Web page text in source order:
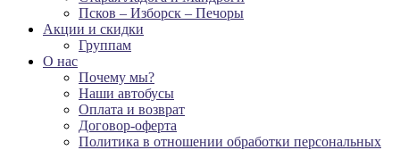
Псков – Изборск – Печоры
Акции и скидки
Группам
О нас
Почему мы?
Наши автобусы
Оплата и возврат
Договор-оферта
Политика в отношении обработки персональных